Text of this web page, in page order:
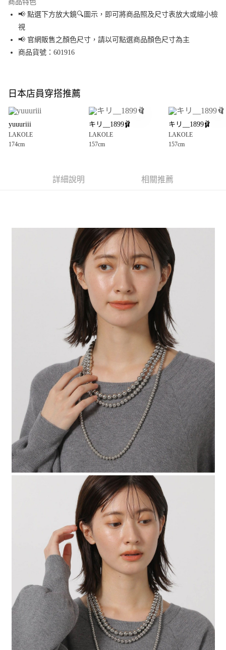
Apple Pay
街口支付
悠遊付
全盈+PAY
大哥付你分期
1.本服務由台灣大哥大提供，台灣大哥大用戶可立即使用無須另外申請。
2.付款方式選擇「大哥付你分期」，訂單成立後會自動跳轉到大哥付的交易
3.實際核准額度、可分期數及費用金額請依後續交易確認頁面所載為準。
4.訂單成立30分鐘內，如未前往確認交易或遇審核未通過，訂單將自動取
醒簡訊。
2.透過簡訊連結打開帳單後，可選擇「超商條碼／台灣大直營門市／銀行轉
帳／街口支付／iPASS MONEY」等通路繳費。
1.本服務係由「台灣大哥大股份有限公司」（以下簡稱本公司）所提供，讓
用戶於交易時，得透過本服務購買商品或服務，並由商店將買賣／分期付款
買賣價金債權讓與本公司後，依約使用本公司帳單繳交帳款。
2.基於同意付款使用「大哥付你分期」之契約關係目的，商店將以您的個人
資料（包含姓名、電話或地址）提供予台灣大哥大進項蒐集、處理及利用，
由本公司與您本人進行分期帳單所需資料之確認、核對及更正。
3.完整用戶服務條款，請詳閱以下連結：https://oppay.tw/userRule
AFTEE先享後付
１．於結帳方式選擇「AFTEE先享後付」後，將跳轉至「AFTEE先享後付」
結帳頁面，進行簡訊認證並確認金額後，即可完成結帳。
２．訂單成立數日內，您將收到繳費通知簡訊。
３．收到繳費通知簡訊後14天內，點擊此簡訊中的連結，可透過四大超商／
ATM／網路銀行／等多元方式進行付款，方視為交易完成。
※ 請注意：結帳手續完成當下不需立刻繳費，但若您需要取消訂單，請聯絡
購買商品的店家。未經商家同意取消之訂單仍視為有效，需透過AFTEE先享
※ 交易是否成功請以「AFTEE先享後付 」之結帳頁面顯示為準，若有關於
是否繳費成功／繳費後需取消欲退款等相關疑問，請聯繫「AFTEE先享後付
https://netprotections.freshdesk.com/support/home
１．透過由恩沛科技股份有限公司提供之「AFTEE先享後付」服務完成之交
易，需依本服務之必要範圍內提供個人資料，並將交易相關給付款項請求債
權轉讓予恩沛科技股份有限公司。
２．關於個人資料處理事宜，請瀏覽以下網址：https://aftee.tw/terms/#terms3
３．未成年的使用者請事先徵得法定代理人或監護人之同意方可使用
「AFTEE先享後付」，若未經同意申辦者引起之損失，本公司不負相關責
４．使用「AFTEE先享後付」時，將依據個別帳號之用戶狀況，依本公司即
時審查核予不同之上限額度；若仍有額度不足之情形，本公司將視審查結果
請求用戶進行身份認證。
５．嚴禁一人註冊多個帳號或使用他人資訊註冊。若發現惡意使用之情形，
恩沛科技股份有限公司將有權停止該用戶之使用額度並採取法律行動。
每筆NT$80，滿NT$888(含以上)免運費
每筆NT$80，滿NT$1,500(含以上)免運費
每筆NT$80，滿NT$1,500(含以上)免運費
每筆NT$80，滿NT$1,500(含以上)免運費
商品特色
📢 點選下方放大鏡🔍圖示，即可將商品照及尺寸表放大或縮小檢
視
📢 官網販售之顏色尺寸，請以可點選商品顏色尺寸為主
商品貨號：601916
日本店員穿搭推薦
yuuuriii
LAKOLE
174cm
キリ__1899🩰
LAKOLE
157cm
キリ__1899🩰
LAKOLE
157cm
詳細說明 相關推薦